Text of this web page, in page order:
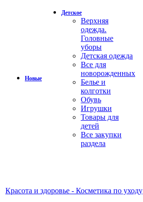
Новые
Детское
Верхняя
одежда.
Головные
уборы
Детская одежда
Все для
новорожденных
Белье и
колготки
Обувь
Игрушки
Товары для
детей
Все закупки
раздела
Красота и здоровье - Косметика по уходу